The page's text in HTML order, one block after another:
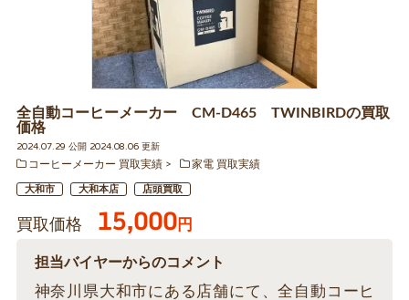
全自動コーヒーメーカー CM-D465 TWINBIRDの買取
価格
2024.07.29 公開 2024.08.06 更新
コーヒーメーカー 買取実績
家電 買取実績
大和市 大和本店 店頭買取
買取価格 15,000円
担当バイヤーからのコメント
神奈川県大和市にある店舗にて、全自動コーヒ